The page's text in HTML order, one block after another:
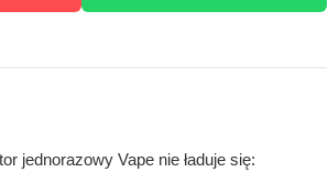
jednorazowy Vape nie ładuje się: